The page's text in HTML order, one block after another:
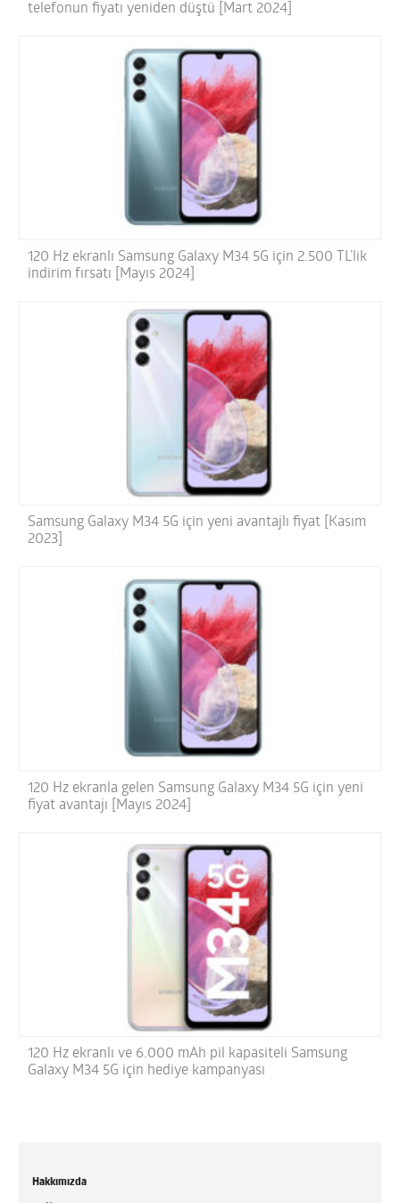
telefonun fiyatı yeniden düştü [Mart 2024]
120 Hz ekranlı Samsung Galaxy M34 5G için 2.500 TL’lik
indirim fırsatı [Mayıs 2024]
Samsung Galaxy M34 5G için yeni avantajlı fiyat [Kasım
2023]
120 Hz ekranla gelen Samsung Galaxy M34 5G için yeni
fiyat avantajı [Mayıs 2024]
120 Hz ekranlı ve 6.000 mAh pil kapasiteli Samsung
Galaxy M34 5G için hediye kampanyası
Hakkımızda